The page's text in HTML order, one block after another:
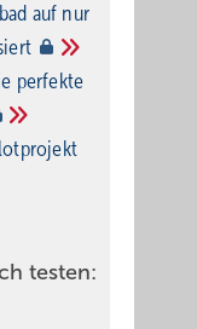
auf nur
perfekte
testen: